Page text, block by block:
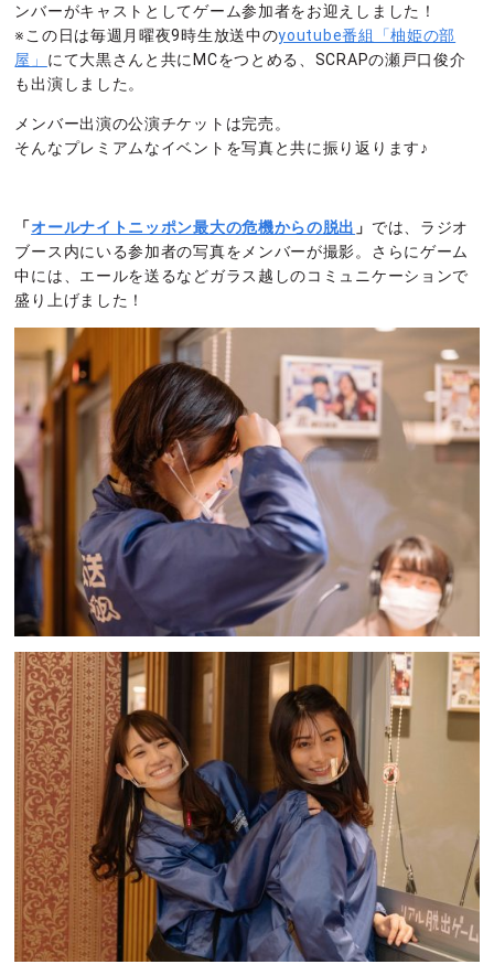
ンバーがキャストとしてゲーム参加者をお迎えしました！
※この日は毎週月曜夜9時生放送中のyoutube番組「柚姫の部
屋」 にて大黒さんと共にMCをつとめる、SCRAPの瀬戸口俊介
も出演しました。
メンバー出演の公演チケットは完売。
そんなプレミアムなイベントを写真と共に振り返ります♪
「オールナイトニッポン最大の危機からの脱出 」 では、ラジオ
ブース内にいる参加者の写真をメンバーが撮影。さらにゲーム
中には、エールを送るなどガラス越しのコミュニケーションで
盛り上げました！